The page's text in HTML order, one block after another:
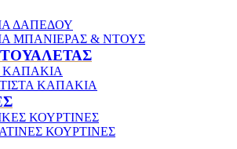
ΔΑΠΕΔΟΥ
ΜΠΑΝΙΕΡΑΣ & ΝΤΟΥΣ
ΚΑΠΑΚΙΑ
ΚΟΥΡΤΙΝΕΣ
ΚΟΥΡΤΙΝΕΣ